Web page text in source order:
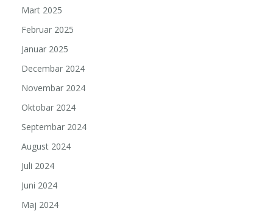
Mart 2025
Februar 2025
Januar 2025
Decembar 2024
Novembar 2024
Oktobar 2024
Septembar 2024
August 2024
Juli 2024
Juni 2024
Maj 2024